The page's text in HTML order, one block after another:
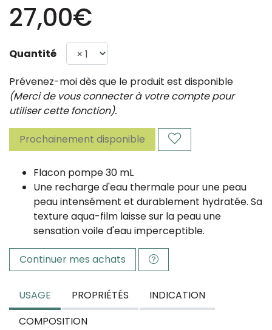
27,00€
Quantité
Prévenez-moi dès que le produit est disponible
(Merci de vous connecter à votre compte pour
utiliser cette fonction).
Prochainement disponible
Flacon pompe 30 mL
Une recharge d'eau thermale pour une peau
peau intensément et durablement hydratée. Sa
texture aqua-film laisse sur la peau une
sensation voile d'eau imperceptible.
Continuer mes achats
USAGE PROPRIÉTÉS
INDICATION
COMPOSITION